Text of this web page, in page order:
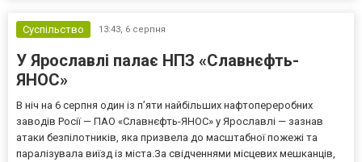
Суспільство
13:43, 6 серпня
У Ярославлі палає НПЗ «Славнєфть-
ЯНОС»
В ніч на 6 серпня один із п’яти найбільших нафтопереробних
заводів Росії — ПАО «Славнєфть-ЯНОС» у Ярославлі — зазнав
атаки безпілотників, яка призвела до масштабної пожежі та
паралізувала виїзд із міста.За свідченнями місцевих мешканців,